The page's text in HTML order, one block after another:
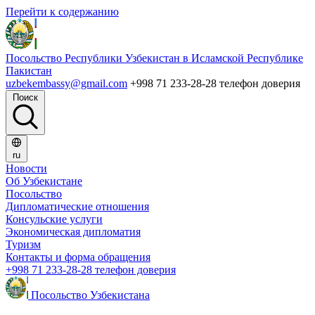
Перейти к содержанию
Посольство Республики Узбекистан в Исламской Республике
Пакистан
uzbekembassy@gmail.com +998 71 233-28-28 телефон доверия
Поиск
ru
Новости
Об Узбекистане
Посольство
Дипломатические отношения
Консульские услуги
Экономическая дипломатия
Туризм
Контакты и форма обращения
+998 71 233-28-28 телефон доверия
Посольство Узбекистана